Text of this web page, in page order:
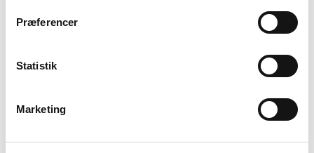
Præferencer
Statistik
Marketing
Alle vores cocktails leveres i praktiske Bag-in-Box-
løsninger, der kan tilpasses jeres behov. Uanset om I
ønsker at koble dem på et anlæg for hurtig og effektiv
servering eller foretrækker at tappe direkte fra boxen,